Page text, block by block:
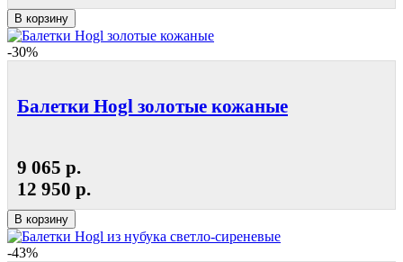
В корзину
-30%
Балетки Hogl золотые кожаные
9 065 р.
12 950 р.
В корзину
-43%